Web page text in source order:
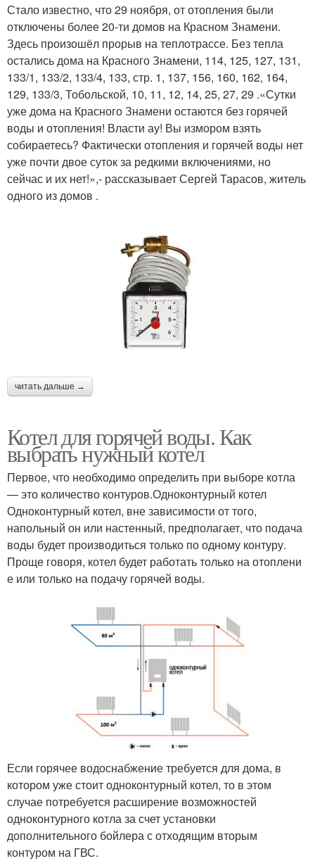
Стало известно, что 29 ноября, от отопления были
отключены более 20-ти домов на Красном Знамени.
Здесь произошёл прорыв на теплотрассе. Без тепла
остались дома на Красного Знамени, 114, 125, 127, 131,
133/1, 133/2, 133/4, 133, стр. 1, 137, 156, 160, 162, 164,
129, 133/3, Тобольской, 10, 11, 12, 14, 25, 27, 29 .«Сутки
уже дома на Красного Знамени остаются без горячей
воды и отопления! Власти ау! Вы измором взять
собираетесь? Фактически отопления и горячей воды нет
уже почти двое суток за редкими включениями, но
сейчас и их нет!»,- рассказывает Сергей Тарасов, житель
одного из домов .
читать дальше →
Котел для горячей воды. Как
выбрать нужный котел
Первое, что необходимо определить при выборе котла
— это количество контуров.Одноконтурный котел
Одноконтурный котел, вне зависимости от того,
напольный он или настенный, предполагает, что подача
воды будет производиться только по одному контуру.
Проще говоря, котел будет работать только на отоплени
е или только на подачу горячей воды.
Если горячее водоснабжение требуется для дома, в
котором уже стоит одноконтурный котел, то в этом
случае потребуется расширение возможностей
одноконтурного котла за счет установки
дополнительного бойлера с отходящим вторым
контуром на ГВС.